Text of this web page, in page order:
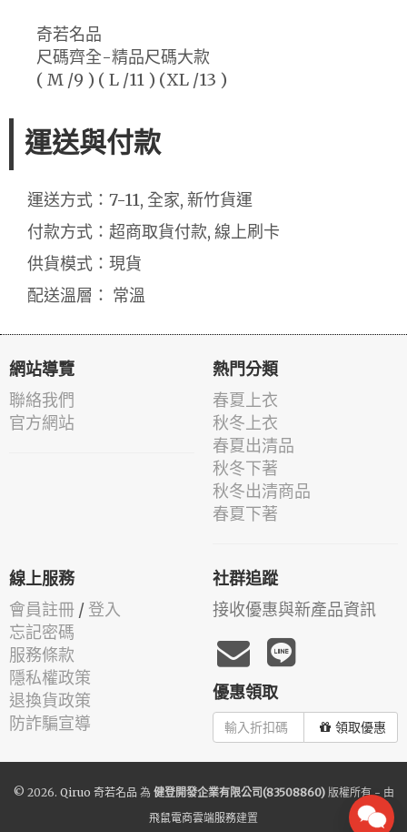
奇若名品
尺碼齊全-精品尺碼大款
( M /9 ) ( L /11 ) (XL /13 )
運送與付款
運送方式：7-11, 全家, 新竹貨運
付款方式：超商取貨付款, 線上刷卡
供貨模式：現貨
配送溫層： 常溫
網站導覽
聯絡我們
官方網站
熱門分類
春夏上衣
秋冬上衣
春夏出清品
秋冬下著
秋冬出清商品
春夏下著
線上服務
會員註冊 / 登入
忘記密碼
服務條款
隱私權政策
退換貨政策
防詐騙宣導
社群追蹤
接收優惠與新產品資訊
優惠領取
領取優惠
© 2026. Qiruo 奇若名品 為 健登開發企業有限公司(83508860)版權所有 - 由
飛鼠電商雲端服務建置